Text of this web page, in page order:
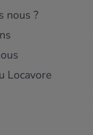
nous ?
Locavore